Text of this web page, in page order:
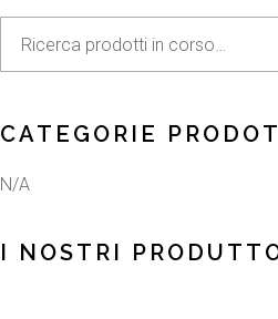
CATEGORIE
N/A
I NOSTRI